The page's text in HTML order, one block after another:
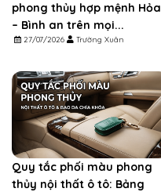
phong thủy hợp mệnh Hỏa
– Bình an trên mọi...
27/07/2026 Trường Xuân
Quy tắc phối màu phong
thủy nội thất ô tô: Bảng